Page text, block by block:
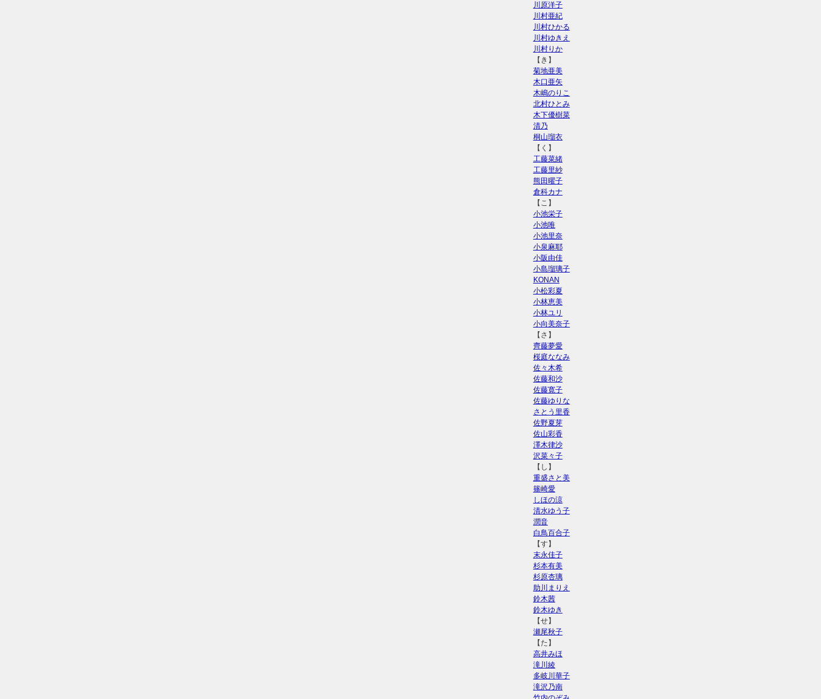
川原洋子
川村亜紀
川村ひかる
川村ゆきえ
川村りか
【き】
菊地亜美
木口亜矢
木嶋のりこ
北村ひとみ
木下優樹菜
清乃
桐山瑠衣
【く】
工藤菜緒
工藤里紗
熊田曜子
倉科カナ
【こ】
小池栄子
小池唯
小池里奈
小泉麻耶
小阪由佳
小島瑠璃子
KONAN
小松彩夏
小林恵美
小林ユリ
小向美奈子
【さ】
齊藤夢愛
桜庭ななみ
佐々木希
佐藤和沙
佐藤寛子
佐藤ゆりな
さとう里香
佐野夏芽
佐山彩香
澤木律沙
沢菜々子
【し】
重盛さと美
篠崎愛
しほの涼
清水ゆう子
潤音
白鳥百合子
【す】
末永佳子
杉本有美
杉原杏璃
助川まりえ
鈴木茜
鈴木ゆき
【せ】
瀬尾秋子
【た】
高井みほ
滝川綾
多岐川華子
滝沢乃南